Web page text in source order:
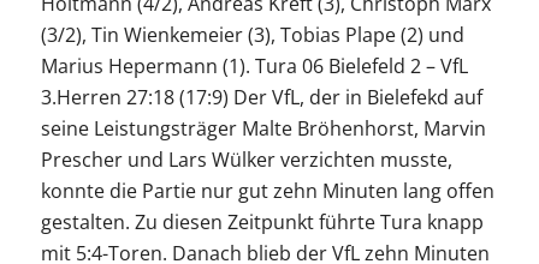
(3/2), Tin Wienkemeier (3), Tobias Plape (2) und
Marius Hepermann (1). Tura 06 Bielefeld 2 – VfL
3.Herren 27:18 (17:9) Der VfL, der in Bielefekd auf
seine Leistungsträger Malte Bröhenhorst, Marvin
Prescher und Lars Wülker verzichten musste,
konnte die Partie nur gut zehn Minuten lang offen
gestalten. Zu diesen Zeitpunkt führte Tura knapp
mit 5:4-Toren. Danach blieb der VfL zehn Minuten